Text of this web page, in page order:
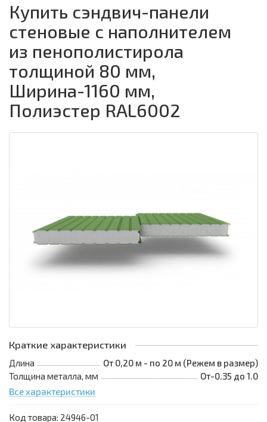
Купить сэндвич-панели
стеновые с наполнителем
из пенополистирола
толщиной 80 мм,
Ширина-1160 мм,
Полиэстер RAL6002
Краткие характеристики
Длина
От 0,20 м - по 20 м (Режем в размер)
Толщина металла, мм
От-0.35 до 1.0
Все характеристики
Код товара: 24946-01